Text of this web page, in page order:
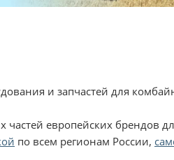
и запчастей для
частей европейских брендов
по всем регионам России,